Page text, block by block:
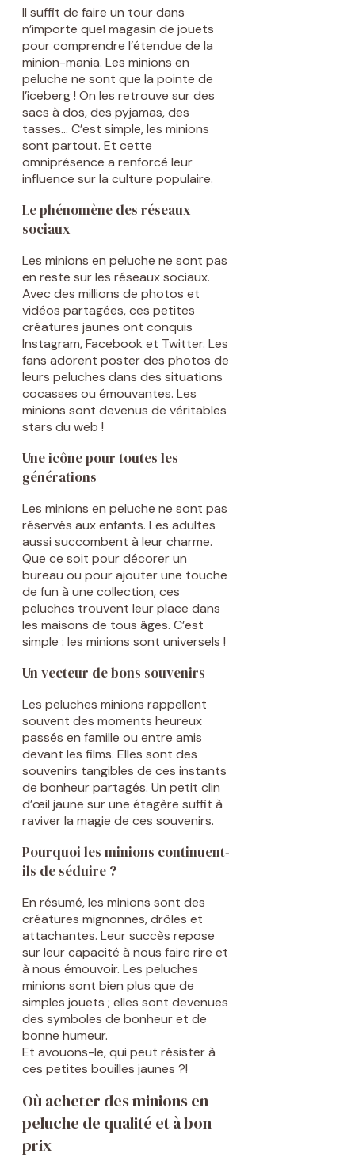
Il suffit de faire un tour dans
n’importe quel magasin de jouets
pour comprendre l’étendue de la
minion-mania. Les minions en
peluche ne sont que la pointe de
l’iceberg ! On les retrouve sur des
sacs à dos, des pyjamas, des
tasses… C’est simple, les minions
sont partout. Et cette
omniprésence a renforcé leur
influence sur la culture populaire.
Le phénomène des réseaux
sociaux
Les minions en peluche ne sont pas
en reste sur les réseaux sociaux.
Avec des millions de photos et
vidéos partagées, ces petites
créatures jaunes ont conquis
Instagram, Facebook et Twitter. Les
fans adorent poster des photos de
leurs peluches dans des situations
cocasses ou émouvantes. Les
minions sont devenus de véritables
stars du web !
Une icône pour toutes les
générations
Les minions en peluche ne sont pas
réservés aux enfants. Les adultes
aussi succombent à leur charme.
Que ce soit pour décorer un
bureau ou pour ajouter une touche
de fun à une collection, ces
peluches trouvent leur place dans
les maisons de tous âges. C’est
simple : les minions sont universels !
Un vecteur de bons souvenirs
Les peluches minions rappellent
souvent des moments heureux
passés en famille ou entre amis
devant les films. Elles sont des
souvenirs tangibles de ces instants
de bonheur partagés. Un petit clin
d’œil jaune sur une étagère suffit à
raviver la magie de ces souvenirs.
Pourquoi les minions continuent-
ils de séduire ?
En résumé, les minions sont des
créatures mignonnes, drôles et
attachantes. Leur succès repose
sur leur capacité à nous faire rire et
à nous émouvoir. Les peluches
minions sont bien plus que de
simples jouets ; elles sont devenues
des symboles de bonheur et de
bonne humeur.
Et avouons-le, qui peut résister à
ces petites bouilles jaunes ?!
Où acheter des minions en
peluche de qualité et à bon
prix